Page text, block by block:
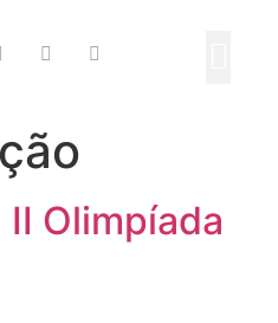
II Olimpíada